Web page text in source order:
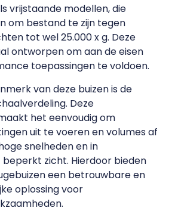
vrijstaande modellen, die
om bestand te zijn tegen
tot wel 25.000 x g. Deze
ontworpen om aan de eisen
toepassingen te voldoen.
van deze buizen is de
Deze
het eenvoudig om
uit te voeren en volumes af
snelheden en in
zicht. Hierdoor bieden
een betrouwbare en
oplossing voor